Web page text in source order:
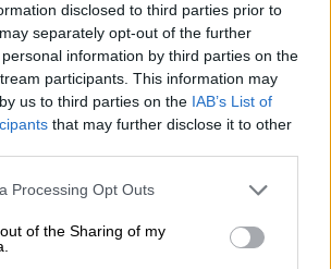
disclosed to third parties prior to
separately opt-out of the further
information by third parties on the
participants. This information may
us to third parties on the IAB’s List of
that may further disclose it to other
website/app uses one or more Google
visit or usage behaviour. You may click to
to Google and its third-party tags to
Processing Opt Outs
of the Sharing of my
διάθεσηκαι πλατιά
δρόμους της αχαϊκής
Οι καρναβαλιστέςέφτασαν
το τριήμερο της Καθαράς
του οποίου θα είναι η
παρέλαση. Ωστόσο, πριν
στο πιο γλυκό έθιμο
σοκολατοπόλεμο.
και αισιοδοξίας